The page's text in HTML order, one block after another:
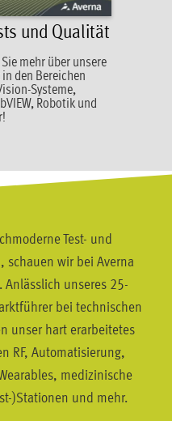
und Qualität
mehr über unsere
den Bereichen
Systeme,
Robotik und
Test- und
schauen wir bei Averna
Anlässlich unseres 25-
bei technischen
unser hart erarbeitetes
RF, Automatisierung,
medizinische
)Stationen und mehr.